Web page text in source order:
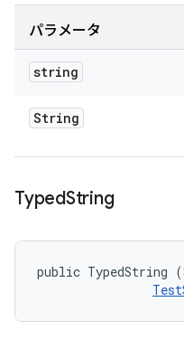
パラメータ
string
String
TypedString
public TypedString